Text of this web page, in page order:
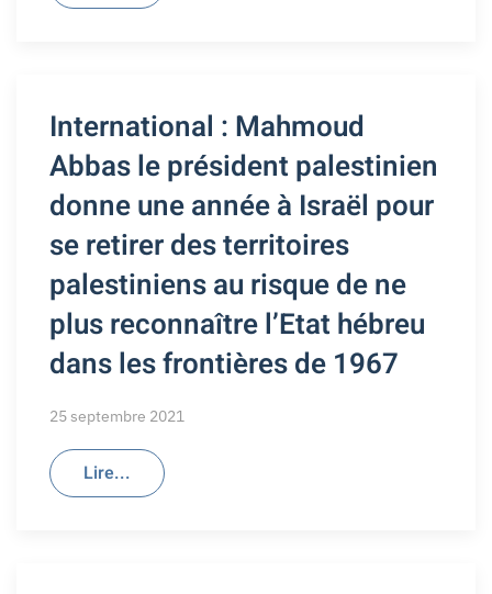
International : Mahmoud
Abbas le président palestinien
donne une année à Israël pour
se retirer des territoires
palestiniens au risque de ne
plus reconnaître l’Etat hébreu
dans les frontières de 1967
25 septembre 2021
Lire...